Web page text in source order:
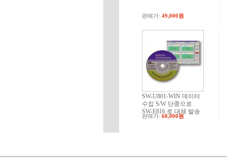
판매가:49,000원
SW-U801-WIN 데이터
수집 S/W 단종으로
SW-E816 로 대체 발송
판매가: 60,000원